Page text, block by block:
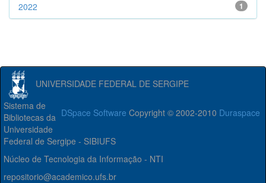
1
2022
UNIVERSIDADE FEDERAL DE SERGIPE
DSpace Software Copyright © 2002-2010 Duraspace
Sistema de
Bibliotecas da
Universidade
Federal de Sergipe - SIBIUFS
Núcleo de Tecnologia da Informação - NTI
repositorio@academico.ufs.br